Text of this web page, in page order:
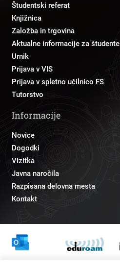
Študentski referat
Knjižnica
Založba in trgovina
Aktualne informacije za študente
Urnik
Prijava v VIS
Prijava v spletno učilnico FS
Tutorstvo
Informacije
Novice
Dogodki
Vizitka
Javna naročila
Razpisana delovna mesta
Kontakt